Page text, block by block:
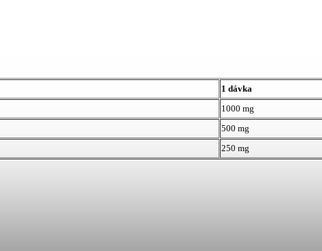
1 dávka
1000 mg
500 mg
250 mg